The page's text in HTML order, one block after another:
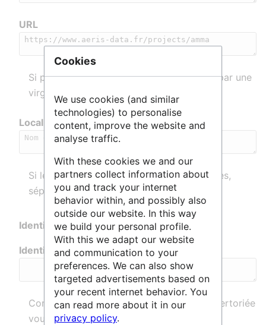
URL
Si plusieurs URL, séparer les informations par une
virgule
Localisation
Si le service est localisé dans plusieurs villes,
séparer les villes par une virgule
Identifiants externes :
Identifiant RNSR
Consulter leRNSR
, si cette entité est répertoriée
vous pouvez saisir ici l'identifiant dans le
Cookies
We use cookies (and similar
technologies) to personalise
content, improve the website and
analyse traffic.
With these cookies we and our
partners collect information about
you and track your internet
behavior within, and possibly also
outside our website. In this way
we build your personal profile.
With this we adapt our website
and communication to your
preferences. We can also show
targeted advertisements based on
your recent internet behavior. You
can read more about it in our
privacy policy.